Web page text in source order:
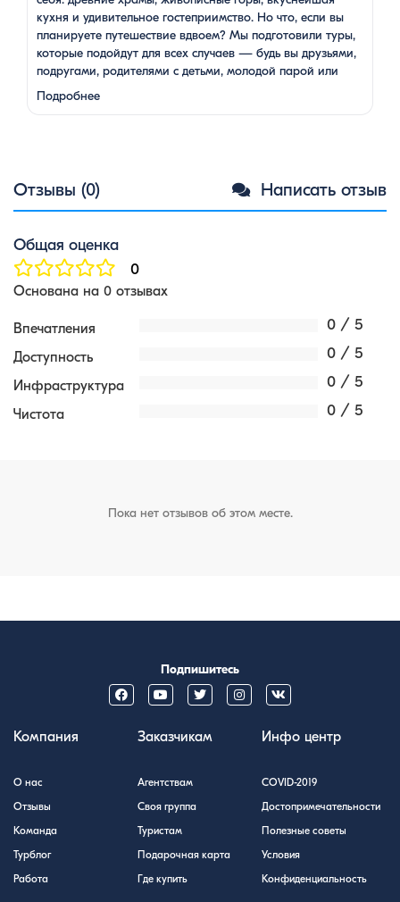
кухня и удивительное гостеприимство. Но что, если вы
планируете путешествие вдвоем? Мы подготовили туры,
которые подойдут для всех случаев — будь вы друзьями,
подругами, родителями с детьми, молодой парой или
супругами в возрасте. Какой тур выбрать для
путешествия вдвоем? 1. …
Подробнее
Отзывы (0) Написать отзыв
Общая оценка
0
Основана на 0 отзывах
Впечатления 0 / 5
Доступность 0 / 5
Инфраструктура 0 / 5
Чистота 0 / 5
Пока нет отзывов об этом месте.
Подпишитесь
Компания
О нас
Отзывы
Команда
Турблог
Работа
Заказчикам
Агентствам
Своя группа
Туристам
Подарочная карта
Где купить
Инфо центр
COVID-2019
Достопримечательности
Полезные советы
Условия
Конфиденциальность